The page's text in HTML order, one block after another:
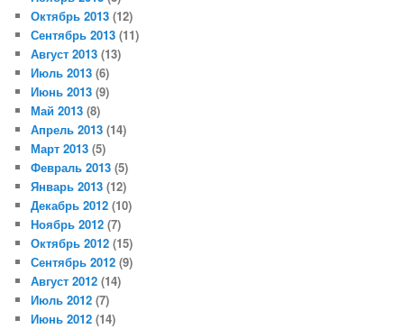
Октябрь 2013 (12)
Сентябрь 2013 (11)
Август 2013 (13)
Июль 2013 (6)
Июнь 2013 (9)
Май 2013 (8)
Апрель 2013 (14)
Март 2013 (5)
Февраль 2013 (5)
Январь 2013 (12)
Декабрь 2012 (10)
Ноябрь 2012 (7)
Октябрь 2012 (15)
Сентябрь 2012 (9)
Август 2012 (14)
Июль 2012 (7)
Июнь 2012 (14)